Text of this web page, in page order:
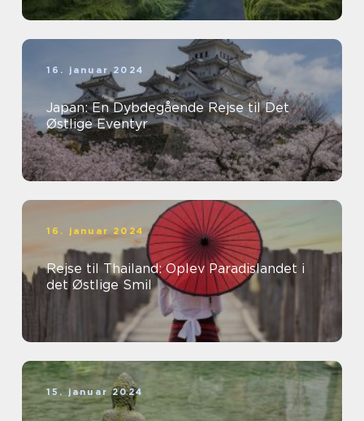
16. januar 2024
Japan: En Dybdegående Rejse til Det
Østlige Eventyr
16. januar 2024
Rejse til Thailand: Oplev Paradislandet i
det Østlige Smil
15. januar 2024